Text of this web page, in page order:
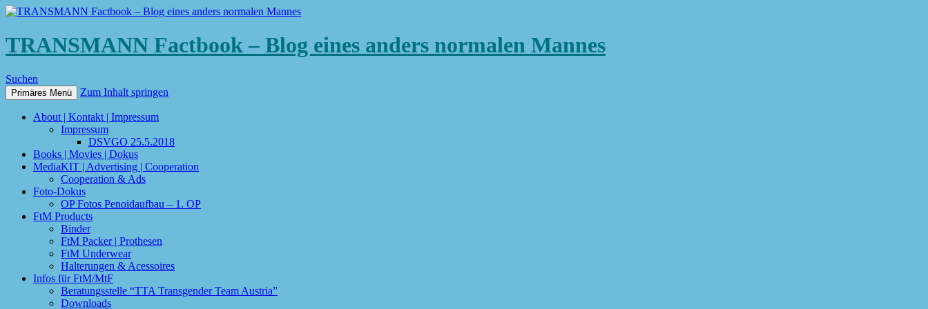
TRANSMANN Factbook – Blog eines anders normalen Mannes
Suchen
Primäres Menü Zum Inhalt springen
About | Kontakt | Impressum
Impressum
DSVGO 25.5.2018
Books | Movies | Dokus
MediaKIT | Advertising | Cooperation
Cooperation & Ads
Foto-Dokus
OP Fotos Penoidaufbau – 1. OP
FtM Products
Binder
FtM Packer | Prothesen
FtM Underwear
Halterungen & Acessoires
Infos für FtM/MtF
Beratungsstelle “TTA Transgender Team Austria”
Downloads